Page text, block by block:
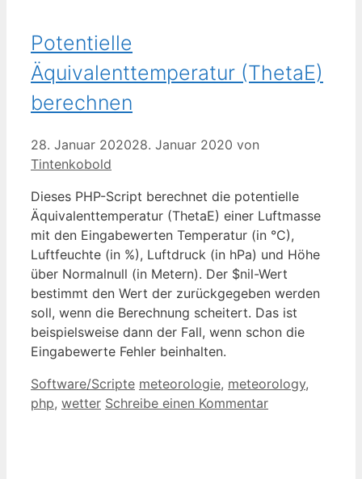
Potentielle
Äquivalenttemperatur (ThetaE)
berechnen
28. Januar 202028. Januar 2020 von
Tintenkobold
Dieses PHP-Script berechnet die potentielle
Äquivalenttemperatur (ThetaE) einer Luftmasse
mit den Eingabewerten Temperatur (in °C),
Luftfeuchte (in %), Luftdruck (in hPa) und Höhe
über Normalnull (in Metern). Der $nil-Wert
bestimmt den Wert der zurückgegeben werden
soll, wenn die Berechnung scheitert. Das ist
beispielsweise dann der Fall, wenn schon die
Eingabewerte Fehler beinhalten.
Kategorien
Software/Scripte Schlagwörter
meteorologie, meteorology,
php, wetter Schreibe einen Kommentar